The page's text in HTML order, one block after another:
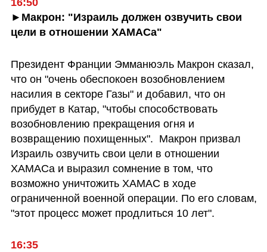
►Макрон: "Израиль должен озвучить свои
цели в отношении ХАМАСа"
Президент Франции Эмманюэль Макрон сказал,
что он "очень обеспокоен возобновлением
насилия в секторе Газы" и добавил, что он
прибудет в Катар, "чтобы способствовать
возобновлению прекращения огня и
возвращению похищенных".  Макрон призвал
Израиль озвучить свои цели в отношении
ХАМАСа и выразил сомнение в том, что
возможно уничтожить ХАМАС в ходе
ограниченной военной операции. По его словам,
"этот процесс может продлиться 10 лет".
16:35